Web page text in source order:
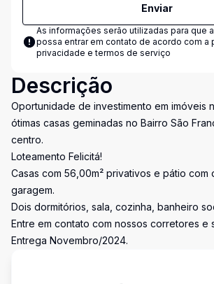
Enviar
As informações serão utilizadas para que
possa entrar em contato de acordo com a
privacidade e termos de serviço
Descrição
Oportunidade de investimento em imóveis
ótimas casas geminadas no Bairro São
centro.
Loteamento Felicitá!
Casas com 56,00m² privativos e pátio com
garagem.
Dois dormitórios, sala, cozinha, banheiro
Entre em contato com nossos corretores e
Entrega Novembro/2024.